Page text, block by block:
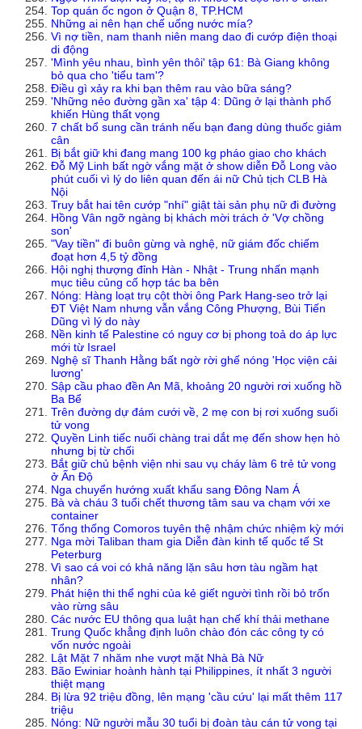
Top quán ốc ngon ở Quận 8, TP.HCM
Những ai nên hạn chế uống nước mía?
Vì nợ tiền, nam thanh niên mang dao đi cướp điện thoại
di động
'Mình yêu nhau, bình yên thôi' tập 61: Bà Giang không
bỏ qua cho 'tiểu tam'?
Điều gì xảy ra khi bạn thêm rau vào bữa sáng?
'Những nẻo đường gần xa' tập 4: Dũng ở lại thành phố
khiến Hùng thất vọng
7 chất bổ sung cần tránh nếu bạn đang dùng thuốc giảm
cân
Bị bắt giữ khi đang mang 100 kg pháo giao cho khách
Đỗ Mỹ Linh bất ngờ vắng mặt ở show diễn Đỗ Long vào
phút cuối vì lý do liên quan đến ái nữ Chủ tịch CLB Hà
Nội
Truy bắt hai tên cướp "nhí" giật tài sản phụ nữ đi đường
Hồng Vân ngỡ ngàng bị khách mời trách ở 'Vợ chồng
son'
"Vay tiền" đi buôn gừng và nghệ, nữ giám đốc chiếm
đoạt hơn 4,5 tỷ đồng
Hội nghị thượng đỉnh Hàn - Nhật - Trung nhấn mạnh
mục tiêu củng cố hợp tác ba bên
Nóng: Hàng loạt trụ cột thời ông Park Hang-seo trở lại
ĐT Việt Nam nhưng vẫn vắng Công Phượng, Bùi Tiến
Dũng vì lý do này
Nền kinh tế Palestine có nguy cơ bị phong toả do áp lực
mới từ Israel
Nghệ sĩ Thanh Hằng bất ngờ rời ghế nóng 'Học viện cải
lương'
Sập cầu phao đền An Mã, khoảng 20 người rơi xuống hồ
Ba Bể
Trên đường dự đám cưới về, 2 mẹ con bị rơi xuống suối
tử vong
Quyền Linh tiếc nuối chàng trai dắt mẹ đến show hẹn hò
nhưng bị từ chối
Bắt giữ chủ bệnh viện nhi sau vụ cháy làm 6 trẻ tử vong
ở Ấn Độ
Nga chuyển hướng xuất khẩu sang Đông Nam Á
Bà và cháu 3 tuổi chết thương tâm sau va chạm với xe
container
Tổng thống Comoros tuyên thệ nhậm chức nhiệm kỳ mới
Nga mời Taliban tham gia Diễn đàn kinh tế quốc tế St
Peterburg
Vì sao cá voi có khả năng lặn sâu hơn tàu ngầm hạt
nhân?
Phát hiện thi thể nghi của kẻ giết người tình rồi bỏ trốn
vào rừng sâu
Các nước EU thông qua luật hạn chế khí thải methane
Trung Quốc khẳng định luôn chào đón các công ty có
vốn nước ngoài
Lật Mặt 7 nhăm nhe vượt mặt Nhà Bà Nữ
Bão Ewiniar hoành hành tại Philippines, ít nhất 3 người
thiệt mạng
Bị lừa 92 triệu đồng, lên mạng 'cầu cứu' lại mất thêm 117
triệu
Nóng: Nữ người mẫu 30 tuổi bị đoàn tàu cán tử vong tại